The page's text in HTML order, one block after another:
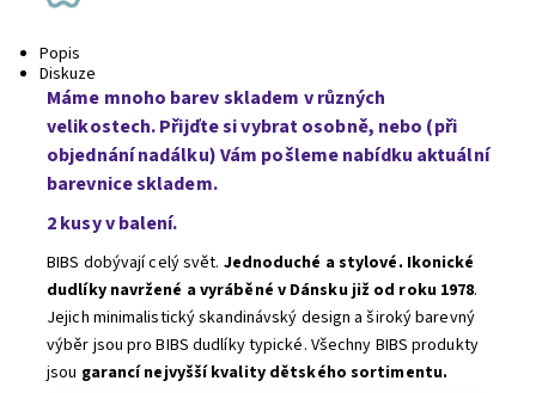
Popis
Diskuze
Máme mnoho barev skladem v různých
velikostech. Přijďte si vybrat osobně, nebo (při
objednání nadálku) Vám pošleme nabídku aktuální
barevnice skladem.
2 kusy v balení.
BIBS dobývají celý svět. Jednoduché a stylové. Ikonické
dudlíky navržené a vyráběné v Dánsku již od roku 1978.
Jejich minimalistický skandinávský design a široký barevný
výběr jsou pro BIBS dudlíky typické. Všechny BIBS produkty
jsou garancí nejvyšší kvality dětského sortimentu.